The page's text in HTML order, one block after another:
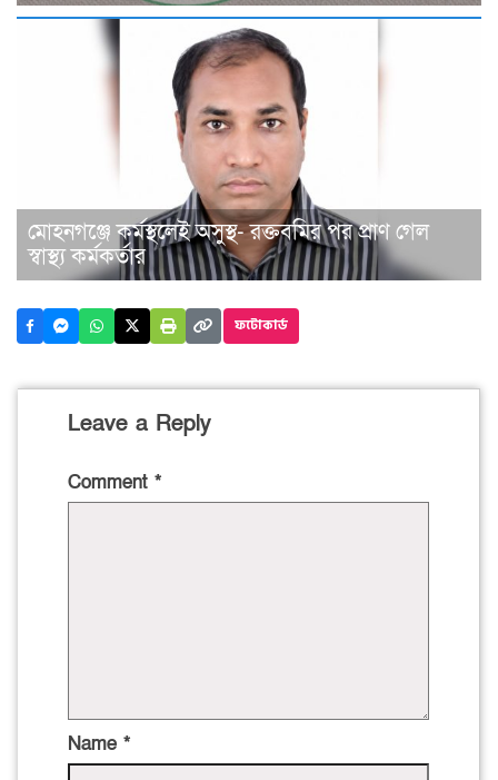
মোহনগঞ্জে কর্মস্থলেই অসুস্থ- রক্তবমির পর প্রাণ গেল
স্বাস্থ্য কর্মকর্তার
ফটোকার্ড
Leave a Reply
Comment *
Name *